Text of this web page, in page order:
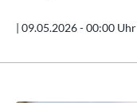
| 09.05.2026 - 00:00 Uhr